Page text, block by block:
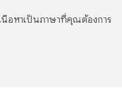
อหาเป็นภาษาที่คุณต้องการ